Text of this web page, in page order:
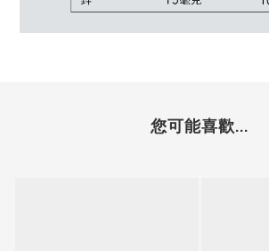
您可能喜歡...